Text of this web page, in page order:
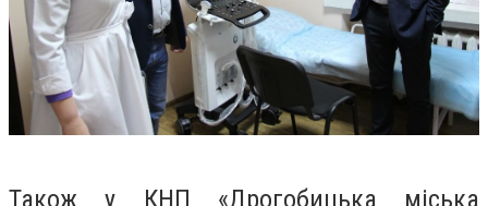
Також у КНП «Дрогобицька міська